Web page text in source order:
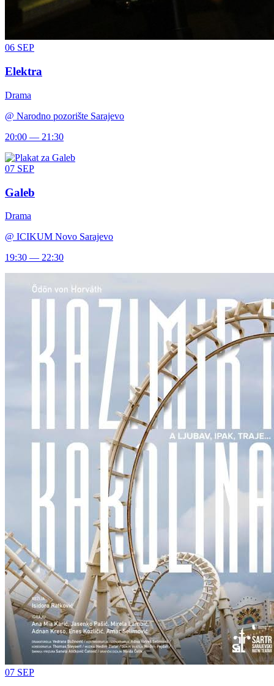
06 SEP
Elektra
Drama
@ Narodno pozorište Sarajevo
20:00 — 21:30
07 SEP
Galeb
Drama
@ ICIKUM Novo Sarajevo
19:30 — 22:30
07 SEP